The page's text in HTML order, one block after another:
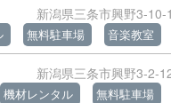
新潟県三条市興野3-10-1
無料駐車場 音楽教室
新潟県三条市興野3-2-
機材レンタル 無料駐車場